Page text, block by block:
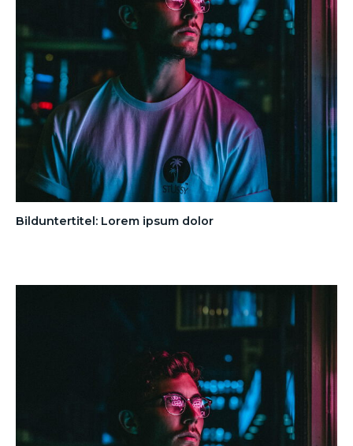
Bilduntertitel: Lorem ipsum dolor